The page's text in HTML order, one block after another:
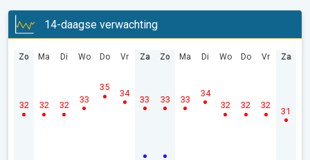
14-daagse verwachting
Zo
32
Ma
32
Di
32
Wo
33
Do
35
Vr
34
Za
33
Zo
33
Ma
33
Di
34
Wo
32
Do
32
Vr
32
Za
31